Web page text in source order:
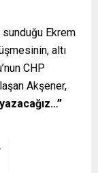
sunduğu Ekrem
altı
CHP
Akşener,